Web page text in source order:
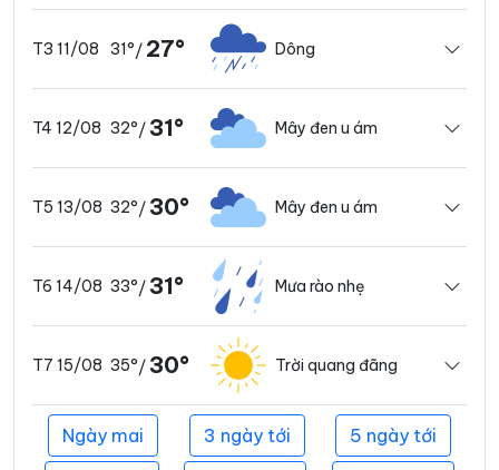
T3 11/08 31°/ 27° Dông
T4 12/08 32°/ 31° Mây đen u ám
T5 13/08 32°/ 30° Mây đen u ám
T6 14/08 33°/ 31° Mưa rào nhẹ
T7 15/08 35°/ 30° Trời quang đãng
Ngày mai 3 ngày tới 5 ngày tới